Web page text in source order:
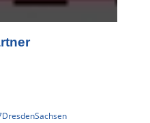
DresdenSachsen